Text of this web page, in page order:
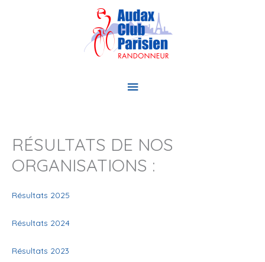
Menu
RÉSULTATS DE NOS
ORGANISATIONS :
Résultats 2025
Résultats 2024
Résultats 2023